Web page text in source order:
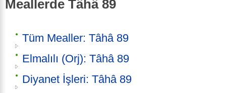
Meallerde Tâhâ 89
Tüm Mealler: Tâhâ 89
Elmalılı (Orj): Tâhâ 89
Diyanet İşleri: Tâhâ 89